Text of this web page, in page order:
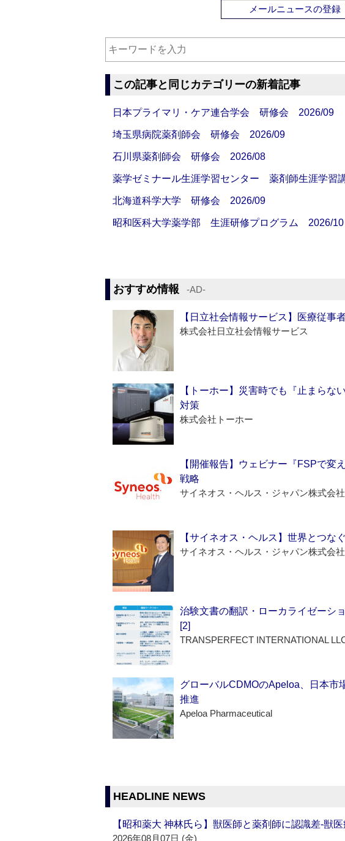
メールニュースの登録
この記事と同じカテゴリーの新着記事
日本プライマリ・ケア連合学会 研修会 2026/09
埼玉県病院薬剤師会 研修会 2026/09
石川県薬剤師会 研修会 2026/08
薬学ゼミナール生涯学習センター 薬剤師生涯学習
北海道科学大学 研修会 2026/09
昭和医科大学薬学部 生涯研修プログラム 2026/10
おすすめ情報 ‐AD‐
【日立社会情報サービス】医療従事
株式会社日立社会情報サービス
【トーホー】災害時でも『止まら
対策
株式会社トーホー
【開催報告】ウェビナー『FSPで変
戦略
サイネオス・ヘルス・ジャパン株式会社
【サイネオス・ヘルス】世界とつ
サイネオス・ヘルス・ジャパン株式会社
治験文書の翻訳・ローカライゼーシ
[2]
TRANSPERFECT INTERNATIONAL
グローバルCDMOのApeloa、日本市
推進
Apeloa Pharmaceutical
HEADLINE NEWS
【昭和薬大 神林氏ら】獣医師と薬剤師に認識差‐獣
2026年08月07日 (金)